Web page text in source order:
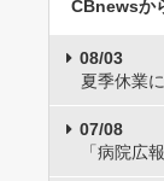
CBnewsか
08/03
夏季休業
07/08
「病院広